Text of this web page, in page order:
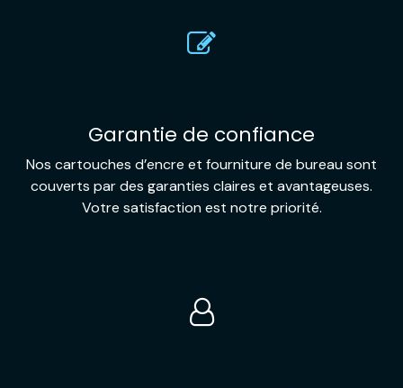
Garantie de confiance
Nos cartouches d’encre et fourniture de bureau sont
couverts par des garanties claires et avantageuses.
Votre satisfaction est notre priorité.